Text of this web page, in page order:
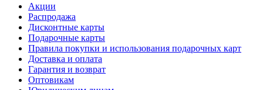
Акции
Распродажа
Дисконтные карты
Подарочные карты
Правила покупки и использования подарочных карт
Доставка и оплата
Гарантия и возврат
Оптовикам